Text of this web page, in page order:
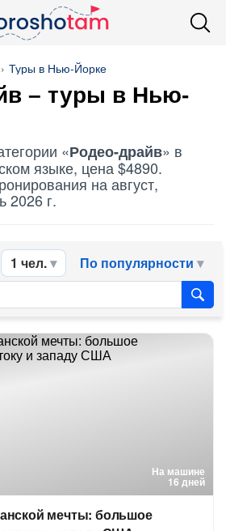
Туры в Нью-Йорке
– туры в Нью-
«Родео-драйв» в
языке, цена $4890.
на август,
2026 г.
1 чел. По популярности
На машине
16 дней
мечты: большое